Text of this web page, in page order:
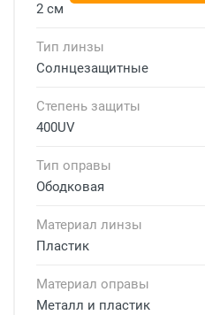
2 см
Тип линзы
Солнцезащитные
Степень защиты
400UV
Тип оправы
Ободковая
Материал линзы
Пластик
Материал оправы
Металл и пластик